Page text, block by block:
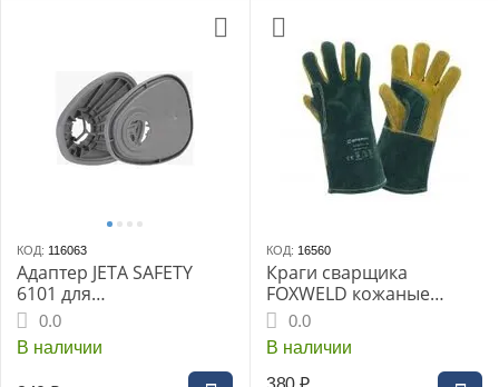
КОД: 116063
Адаптер JETA SAFETY
6101 для
противоаэрозольного
фильтра
0.0
В наличии
КОД: 16560
Краги сварщика
FOXWELD кожаные
мягкие "Грин"
0.0
В наличии